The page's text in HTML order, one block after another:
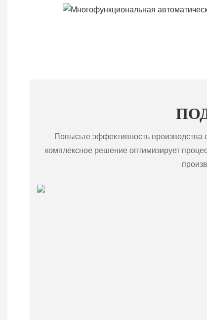
Повысьте эффективность
комплексное решение оптимизирует